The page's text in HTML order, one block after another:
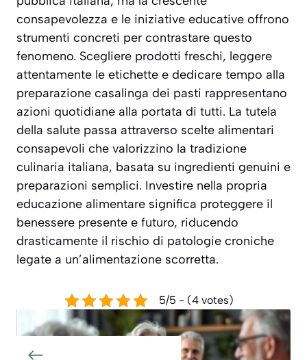
consapevolezza e le iniziative educative offrono
strumenti concreti per contrastare questo
fenomeno. Scegliere prodotti freschi, leggere
attentamente le etichette e dedicare tempo alla
preparazione casalinga dei pasti rappresentano
azioni quotidiane alla portata di tutti. La tutela
della salute passa attraverso scelte alimentari
consapevoli che valorizzino la tradizione
culinaria italiana, basata su ingredienti genuini e
preparazioni semplici. Investire nella propria
educazione alimentare significa proteggere il
benessere presente e futuro, riducendo
drasticamente il rischio di patologie croniche
legate a un’alimentazione scorretta.
5/5 - (4 votes)